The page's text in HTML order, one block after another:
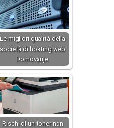
Le migliori qualità della
società di hosting web
Domovanje
Rischi di un toner non